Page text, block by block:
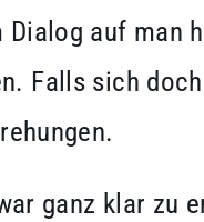
Dialog auf man
Falls sich
ganz klar zu